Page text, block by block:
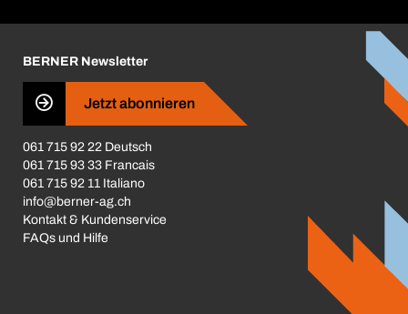
Business Conduct
BERNER Newsletter
Jetzt abonnieren
061 715 92 22 Deutsch
061 715 93 33 Francais
061 715 92 11 Italiano
info@berner-ag.ch
Kontakt & Kundenservice
FAQs und Hilfe